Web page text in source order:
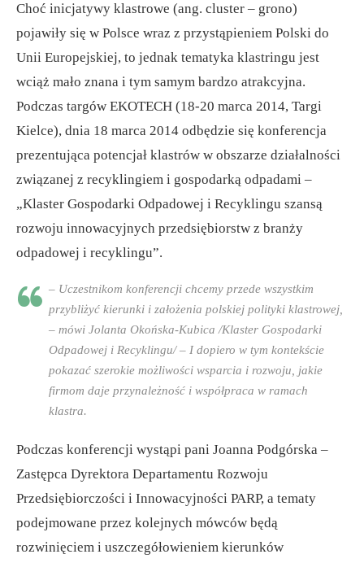
Choć inicjatywy klastrowe (ang. cluster – grono)
pojawiły się w Polsce wraz z przystąpieniem Polski do
Unii Europejskiej, to jednak tematyka klastringu jest
wciąż mało znana i tym samym bardzo atrakcyjna.
Podczas targów EKOTECH (18-20 marca 2014, Targi
Kielce), dnia 18 marca 2014 odbędzie się konferencja
prezentująca potencjał klastrów w obszarze działalności
związanej z recyklingiem i gospodarką odpadami –
„Klaster Gospodarki Odpadowej i Recyklingu szansą
rozwoju innowacyjnych przedsiębiorstw z branży
odpadowej i recyklingu”.
– Uczestnikom konferencji chcemy przede wszystkim
przybliżyć kierunki i założenia polskiej polityki klastrowej,
– mówi Jolanta Okońska-Kubica /Klaster Gospodarki
Odpadowej i Recyklingu/ – I dopiero w tym kontekście
pokazać szerokie możliwości wsparcia i rozwoju, jakie
firmom daje przynależność i współpraca w ramach
klastra.
Podczas konferencji wystąpi pani Joanna Podgórska –
Zastępca Dyrektora Departamentu Rozwoju
Przedsiębiorczości i Innowacyjności PARP, a tematy
podejmowane przez kolejnych mówców będą
rozwinięciem i uszczegółowieniem kierunków